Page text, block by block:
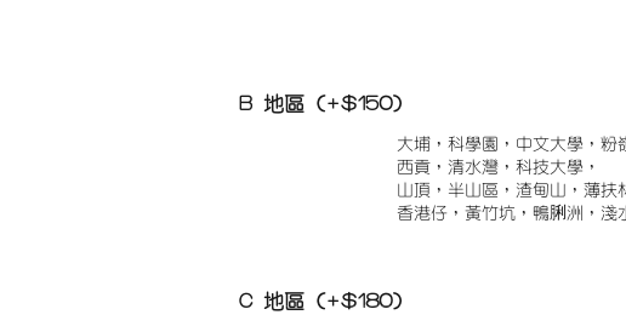
B 地區 (+$150)
大埔，科學園，中文大學，粉
西貢，清水灣，科技大學，
山頂，半山區，渣甸山，薄扶
香港仔，黃竹坑，鴨脷洲，淺
C 地區 (+$180)